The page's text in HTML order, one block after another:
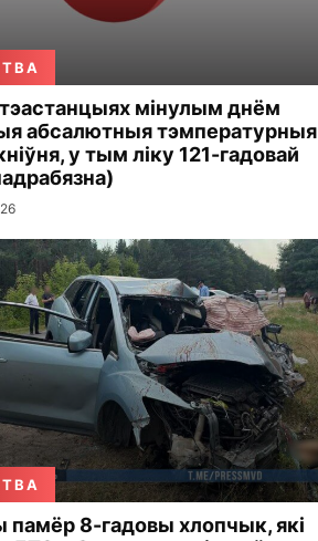
мінулым днём
абсалютныя тэмпературныя
у тым ліку 121-гадовай
памёр 8-гадовы хлопчык, які